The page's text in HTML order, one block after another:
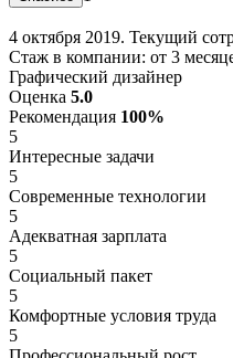
4 октября 2019. Текущий
Стаж в компании: от 3
Графический дизайнер
Оценка 5.0
Рекомендация 100%
5
Интересные задачи
5
Современные технологии
5
Адекватная зарплата
5
Социальный пакет
5
Комфортные условия труда
5